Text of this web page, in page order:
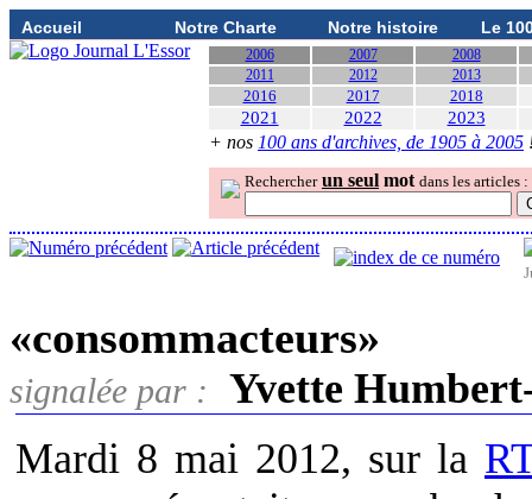
Accueil Notre Charte Notre histoire Le
2006 2007
2008
2011
2012 2013
2016 2017 2018
2021 2022 2023
+ nos 100 ans d'archives, de 1905 à 2005
Rechercher un seul mot dans les articles :
«consommacteurs»
signalée par :
Yvette
Mardi 8 mai 2012, sur la